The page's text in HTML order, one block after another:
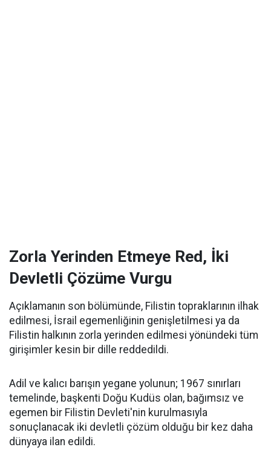
Zorla Yerinden Etmeye Red, İki
Devletli Çözüme Vurgu
Açıklamanın son bölümünde, Filistin topraklarının ilhak
edilmesi, İsrail egemenliğinin genişletilmesi ya da
Filistin halkının zorla yerinden edilmesi yönündeki tüm
girişimler kesin bir dille reddedildi.
Adil ve kalıcı barışın yegane yolunun; 1967 sınırları
temelinde, başkenti Doğu Kudüs olan, bağımsız ve
egemen bir Filistin Devleti'nin kurulmasıyla
sonuçlanacak iki devletli çözüm olduğu bir kez daha
dünyaya ilan edildi.